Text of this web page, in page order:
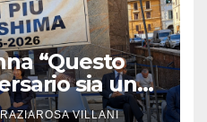
“Questo
sia un
VILLANI